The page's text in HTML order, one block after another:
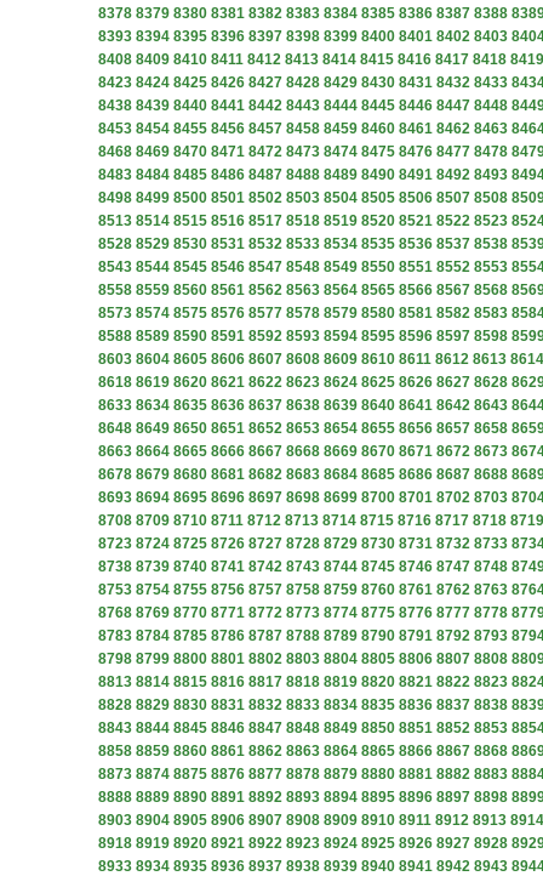
8378 8379 8380 8381 8382 8383 8384 8385 8386 8387 8388
8393 8394 8395 8396 8397 8398 8399 8400 8401 8402 8403
8408 8409 8410 8411 8412 8413 8414 8415 8416 8417 8418 8419
8423 8424 8425 8426 8427 8428 8429 8430 8431 8432 8433
8438 8439 8440 8441 8442 8443 8444 8445 8446 8447 8448
8453 8454 8455 8456 8457 8458 8459 8460 8461 8462 8463
8468 8469 8470 8471 8472 8473 8474 8475 8476 8477 8478
8483 8484 8485 8486 8487 8488 8489 8490 8491 8492 8493
8498 8499 8500 8501 8502 8503 8504 8505 8506 8507 8508
8513 8514 8515 8516 8517 8518 8519 8520 8521 8522 8523
8528 8529 8530 8531 8532 8533 8534 8535 8536 8537 8538
8543 8544 8545 8546 8547 8548 8549 8550 8551 8552 8553
8558 8559 8560 8561 8562 8563 8564 8565 8566 8567 8568
8573 8574 8575 8576 8577 8578 8579 8580 8581 8582 8583
8588 8589 8590 8591 8592 8593 8594 8595 8596 8597 8598
8603 8604 8605 8606 8607 8608 8609 8610 8611 8612 8613 8614
8618 8619 8620 8621 8622 8623 8624 8625 8626 8627 8628
8633 8634 8635 8636 8637 8638 8639 8640 8641 8642 8643
8648 8649 8650 8651 8652 8653 8654 8655 8656 8657 8658
8663 8664 8665 8666 8667 8668 8669 8670 8671 8672 8673
8678 8679 8680 8681 8682 8683 8684 8685 8686 8687 8688
8693 8694 8695 8696 8697 8698 8699 8700 8701 8702 8703
8708 8709 8710 8711 8712 8713 8714 8715 8716 8717 8718 8719
8723 8724 8725 8726 8727 8728 8729 8730 8731 8732 8733
8738 8739 8740 8741 8742 8743 8744 8745 8746 8747 8748
8753 8754 8755 8756 8757 8758 8759 8760 8761 8762 8763
8768 8769 8770 8771 8772 8773 8774 8775 8776 8777 8778
8783 8784 8785 8786 8787 8788 8789 8790 8791 8792 8793
8798 8799 8800 8801 8802 8803 8804 8805 8806 8807 8808
8813 8814 8815 8816 8817 8818 8819 8820 8821 8822 8823
8828 8829 8830 8831 8832 8833 8834 8835 8836 8837 8838
8843 8844 8845 8846 8847 8848 8849 8850 8851 8852 8853
8858 8859 8860 8861 8862 8863 8864 8865 8866 8867 8868
8873 8874 8875 8876 8877 8878 8879 8880 8881 8882 8883
8888 8889 8890 8891 8892 8893 8894 8895 8896 8897 8898
8903 8904 8905 8906 8907 8908 8909 8910 8911 8912 8913 8914
8918 8919 8920 8921 8922 8923 8924 8925 8926 8927 8928
8933 8934 8935 8936 8937 8938 8939 8940 8941 8942 8943